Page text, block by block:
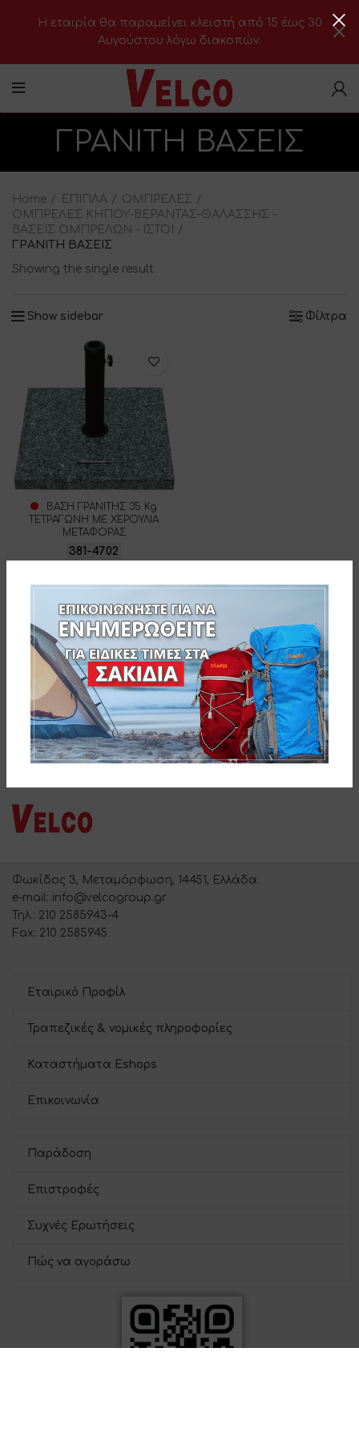
ΓΡΑΝΙΤΗ ΒΑΣΕΙΣ
Home ΕΠΙΠΛΑ
ΟΜΠΡΕΛΕΣ
ΟΜΠΡΕΛΕΣ ΚΗΠΟΥ-ΒΕΡΑΝΤΑΣ-ΘΑΛΑΣΣΗΣ -
ΒΑΣΕΙΣ ΟΜΠΡΕΛΩΝ - ΙΣΤΟΙ
ΓΡΑΝΙΤΗ ΒΑΣΕΙΣ
Showing the single result
Show sidebar Φίλτρα
ΒΑΣΗ ΓΡΑΝΙΤΗΣ 35 Kg
ΤΕΤΡΑΓΩΝΗ ΜΕ ΧΕΡΟΥΛΙΑ
ΜΕΤΑΦΟΡΑΣ
381-4702
Φωκίδος 3, Μεταμόρφωση, 14451, Ελλάδα
e-mail: info@velcogroup.gr
Τηλ.: 210 2585943-4
Fax: 210 2585945
Εταιρικό Προφίλ
Τραπεζικές & νομικές πληροφορίες
Καταστήματα Eshops
Επικοινωνία
Παράδοση
Επιστροφές
Συχνές Ερωτήσεις
Πώς να αγοράσω
H εταιρία θα παραμείνει κλειστή από 15 έως 30
Αυγούστου λόγω διακοπών.